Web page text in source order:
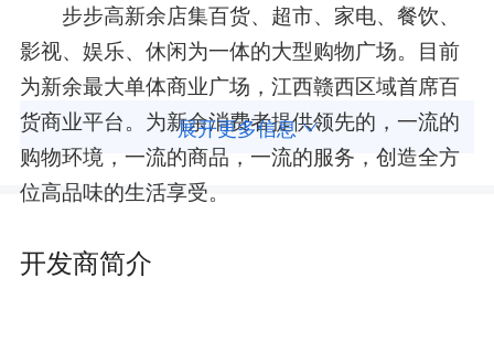
步步高新余店集百货、超市、家电、餐饮、
影视、娱乐、休闲为一体的大型购物广场。目前
为新余最大单体商业广场，江西赣西区域首席百
货商业平台。为新余消费者提供领先的，一流的
购物环境，一流的商品，一流的服务，创造全方
位高品味的生活享受。
步步高新余店开业已达八年之久，位于新余
市市中心，新余商业核心，领跑新余市场，为满
展开更多信息
开发商简介